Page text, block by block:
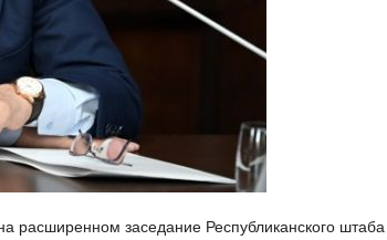
расширенном заседание Республиканского штаба